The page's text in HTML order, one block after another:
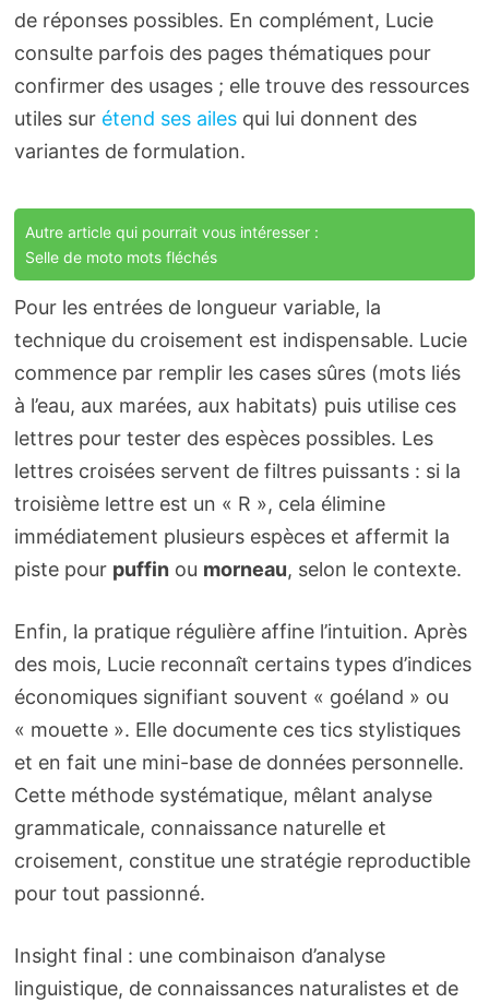
de réponses possibles. En complément, Lucie
consulte parfois des pages thématiques pour
confirmer des usages ; elle trouve des ressources
utiles sur étend ses ailesqui lui donnent des
variantes de formulation.
Autre article qui pourrait vous intéresser :
Selle de moto mots fléchés
Pour les entrées de longueur variable, la
technique du croisement est indispensable. Lucie
commence par remplir les cases sûres (mots liés
à l’eau, aux marées, aux habitats) puis utilise ces
lettres pour tester des espèces possibles. Les
lettres croisées servent de filtres puissants : si la
troisième lettre est un « R », cela élimine
immédiatement plusieurs espèces et affermit la
piste pour puffin ou morneau, selon le contexte.
Enfin, la pratique régulière affine l’intuition. Après
des mois, Lucie reconnaît certains types d’indices
économiques signifiant souvent « goéland » ou
« mouette ». Elle documente ces tics stylistiques
et en fait une mini-base de données personnelle.
Cette méthode systématique, mêlant analyse
grammaticale, connaissance naturelle et
croisement, constitue une stratégie reproductible
pour tout passionné.
Insight final : une combinaison d’analyse
linguistique, de connaissances naturalistes et de